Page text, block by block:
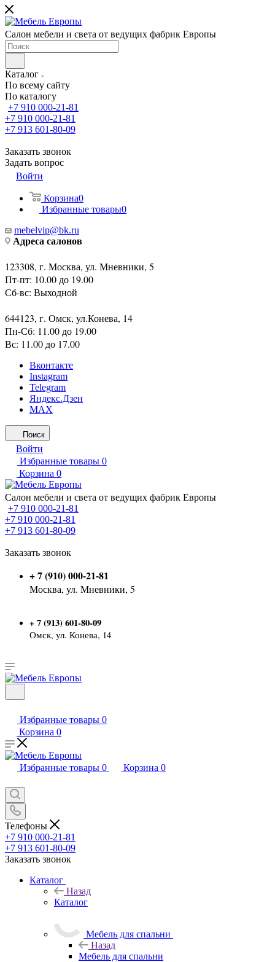
Салон мебели и света от ведущих фабрик Европы
Каталог
По всему сайту
По каталогу
+7 910 000-21-81
+7 910 000-21-81
+7 913 601-80-09
Заказать звонок
Задать вопрос
Войти
Корзина0
Избранные товары0
mebelvip@bk.ru
Адреса салонов
123308, г. Москва, ул. Мневники, 5
Пт-пт: 10.00 до 19.00
Сб-вс: Выходной
644123, г. Омск, ул.Конева, 14
Пн-Сб: 11.00 до 19.00
Вс: 11.00 до 17.00
Вконтакте
Instagram
Telegram
Яндекс.Дзен
MAX
Поиск
Войти
Избранные товары 0
Корзина 0
Салон мебели и света от ведущих фабрик Европы
+7 910 000-21-81
+7 910 000-21-81
+7 913 601-80-09
Заказать звонок
+ 7 (910) 000-21-81
Москва, ул. Мневники, 5
+ 7 (913) 601-80-09
Омск, ул. Конева, 14
Избранные товары 0
Корзина 0
Избранные товары 0 Корзина 0
Телефоны
+7 910 000-21-81
+7 913 601-80-09
Заказать звонок
Каталог
Назад
Каталог
Мебель для спальни
Назад
Мебель для спальни